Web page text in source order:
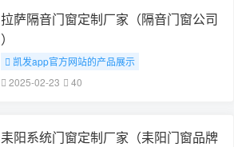
拉萨隔音门窗定制厂家（隔音门窗公司
）
凯发app官方网站的产品展示
# 拉萨隔音门窗定制厂家
2025-02-23 40
耒阳系统门窗定制厂家（耒阳门窗品牌